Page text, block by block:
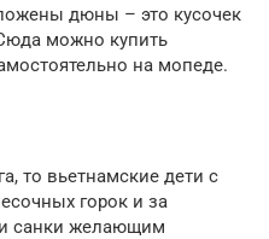
дюны – это кусочек
можно купить
на мопеде.
то вьетнамские дети с
горок и за
санки желающим